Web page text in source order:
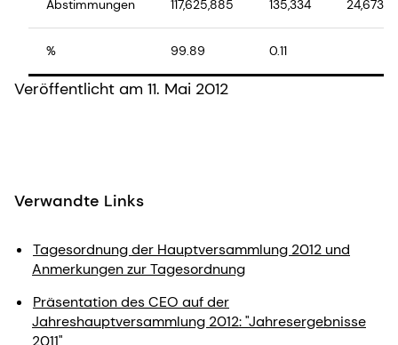
Abstimmungen 117,625,885 135,334 24,673
% 99.89 0.11
Veröffentlicht am 11. Mai 2012
Verwandte Links
Tagesordnung der Hauptversammlung 2012 und
Anmerkungen zur Tagesordnung
Präsentation des CEO auf der
Jahreshauptversammlung 2012: "Jahresergebnisse
2011"